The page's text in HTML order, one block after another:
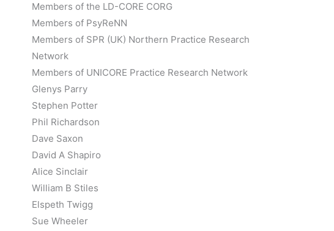
Members of the LD-CORE CORG
Members of PsyReNN
Members of SPR (UK) Northern Practice Research
Network
Members of UNICORE Practice Research Network
Glenys Parry
Stephen Potter
Phil Richardson
Dave Saxon
David A Shapiro
Alice Sinclair
William B Stiles
Elspeth Twigg
Sue Wheeler